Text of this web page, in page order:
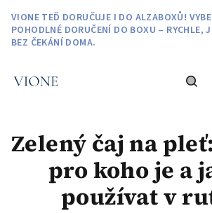
obsah
VIONE TEĎ DORUČUJE I DO ALZABOXŮ!
POHODLNÉ DORUČENÍ DO BOXU – RYCHLE,
BEZ ČEKÁNÍ DOMA.
Zelený čaj na
pro koho je a
používat v